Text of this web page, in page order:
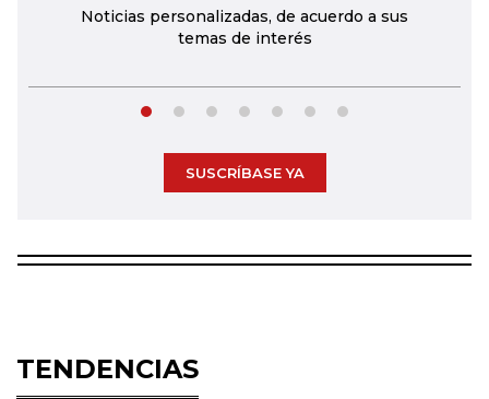
Noticias personalizadas, de acuerdo a sus
temas de interés
SUSCRÍBASE YA
TENDENCIAS